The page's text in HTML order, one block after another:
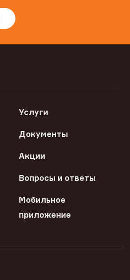
Услуги
Документы
Акции
Вопросы и ответы
Мобильное
приложение